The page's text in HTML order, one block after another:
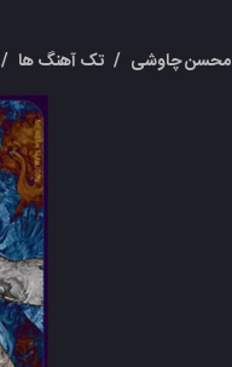
محسن چاوشی / تک آهنگ ها /